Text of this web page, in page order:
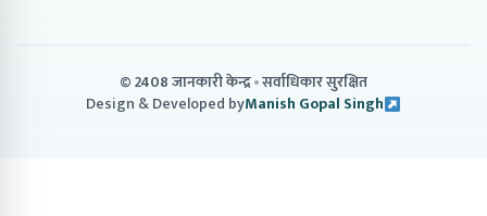
© 2408 जानकारी केन्द्र सर्वाधिकार सुरक्षित
Design & Developed byManish Gopal Singh